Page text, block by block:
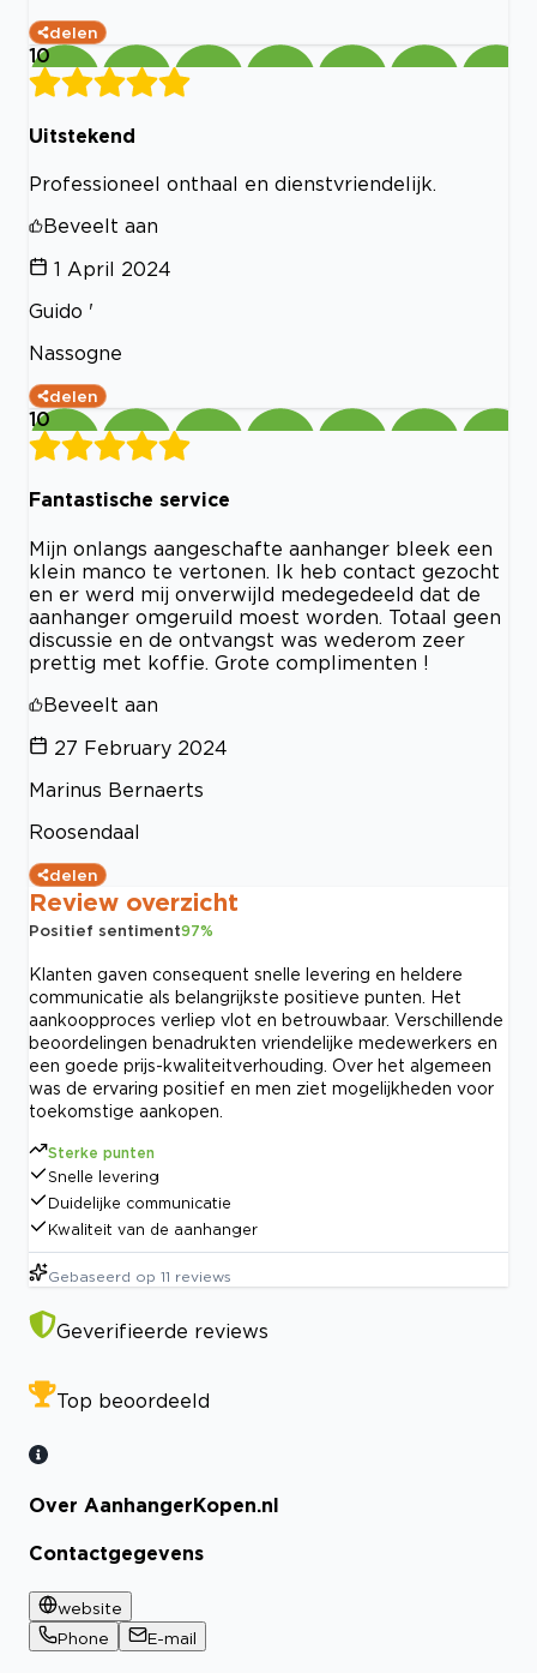
delen
10
Uitstekend
Professioneel onthaal en dienstvriendelijk.
Beveelt aan
1 April 2024
Guido '
Nassogne
delen
10
Fantastische service
Mijn onlangs aangeschafte aanhanger bleek een
klein manco te vertonen. Ik heb contact gezocht
en er werd mij onverwijld medegedeeld dat de
aanhanger omgeruild moest worden. Totaal geen
discussie en de ontvangst was wederom zeer
prettig met koffie. Grote complimenten !
Beveelt aan
27 February 2024
Marinus Bernaerts
Roosendaal
delen
Review overzicht
Positief sentiment97%
Klanten gaven consequent snelle levering en heldere
communicatie als belangrijkste positieve punten. Het
aankoopproces verliep vlot en betrouwbaar. Verschillende
beoordelingen benadrukten vriendelijke medewerkers en
een goede prijs-kwaliteitverhouding. Over het algemeen
was de ervaring positief en men ziet mogelijkheden voor
toekomstige aankopen.
Sterke punten
Snelle levering
Duidelijke communicatie
Kwaliteit van de aanhanger
Gebaseerd op 11 reviews
Geverifieerde reviews
Top beoordeeld
Over AanhangerKopen.nl
Contactgegevens
website
Phone
E-mail